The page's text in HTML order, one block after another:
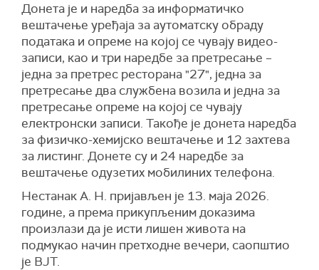
Донета је и наредба за информатичко
вештачење уређаја за аутоматску обраду
података и опреме на којој се чувају видео-
записи, као и три наредбе за претресање –
једна за претрес ресторана "27", једна за
претресање два службена возила и једна за
претресање опреме на којој се чувају
електронски записи. Такође је донета наредба
за физичко-хемијско вештачење и 12 захтева
за листинг. Донете су и 24 наредбе за
вештачење одузетих мобилиних телефона.
Нестанак А. Н. пријављен је 13. маја 2026.
године, а према прикупљеним доказима
произлази да је исти лишен живота на
подмукао начин претходне вечери, саопштио
је ВЈТ.